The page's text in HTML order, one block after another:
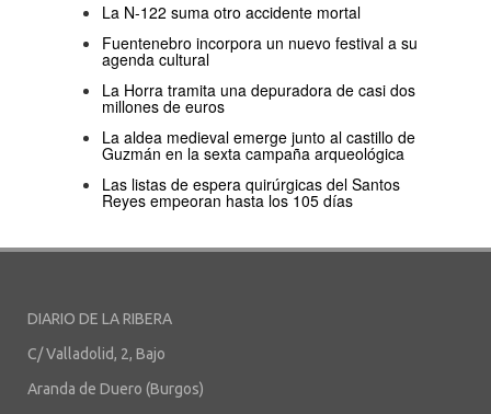
La N-122 suma otro accidente mortal
Fuentenebro incorpora un nuevo festival a su
agenda cultural
La Horra tramita una depuradora de casi dos
millones de euros
La aldea medieval emerge junto al castillo de
Guzmán en la sexta campaña arqueológica
Las listas de espera quirúrgicas del Santos
Reyes empeoran hasta los 105 días
DIARIO DE LA RIBERA
C/ Valladolid, 2, Bajo
Aranda de Duero (Burgos)